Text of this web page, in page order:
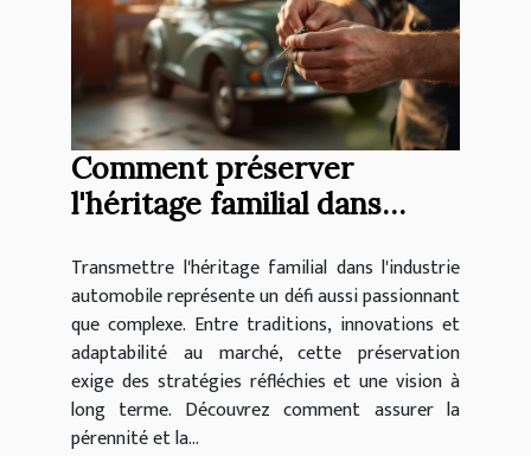
Comment préserver
l'héritage familial dans
Transmettre l'héritage familial dans l'industrie
automobile représente un défi aussi passionnant
que complexe. Entre traditions, innovations et
adaptabilité au marché, cette préservation
exige des stratégies réfléchies et une vision à
long terme. Découvrez comment assurer la
pérennité et la...